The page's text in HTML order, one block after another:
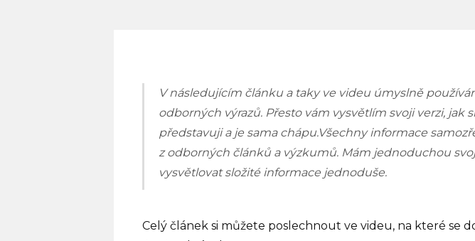
V následujícím článku a taky ve videu úmyslně
odborných výrazů. Přesto vám vysvětlím svoji verzi, jak
představuji a je sama chápu.Všechny informace
z odborných článků a výzkumů. Mám jednoduchou
vysvětlovat složité informace jednoduše.
Celý článek si můžete poslechnout ve videu, na které se